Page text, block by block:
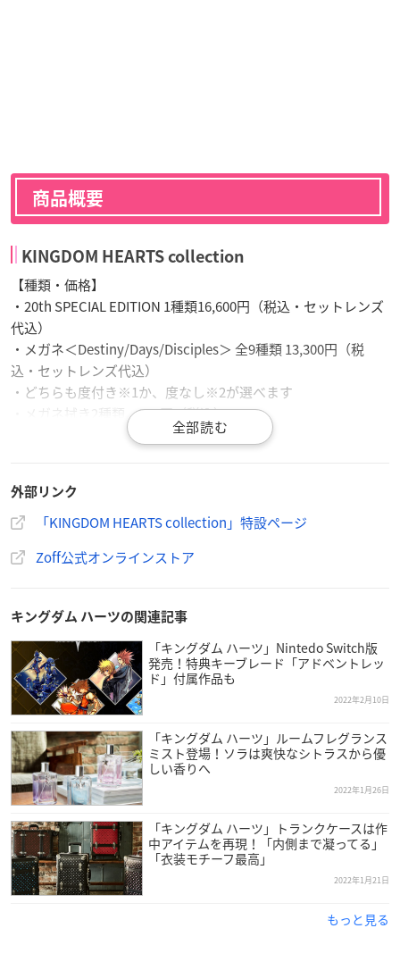
商品概要
KINGDOM HEARTS collection
【種類・価格】
・20th SPECIAL EDITION 1種類16,600円（税込・セットレンズ
代込）
・メガネ＜Destiny/Days/Disciples＞ 全9種類 13,300円（税
込・セットレンズ代込）
・どちらも度付き※1か、度なし※2が選べます
・メガネ拭き2種類 500円（税込）
※お届けは10月下旬頃予定
Zoff公式オンラインストア
外部リンク
「KINGDOM HEARTS collection」特設ページ
Zoff公式オンラインストア
キングダム ハーツの関連記事
「キングダム ハーツ」Nintedo Switch版
発売！特典キーブレード「アドベントレッ
ド」付属作品も
2022年2月10日
「キングダム ハーツ」ルームフレグランス
ミスト登場！ソラは爽快なシトラスから優
しい香りへ
2022年1月26日
「キングダム ハーツ」トランクケースは作
中アイテムを再現！「内側まで凝ってる」
「衣装モチーフ最高」
2022年1月21日
もっと見る